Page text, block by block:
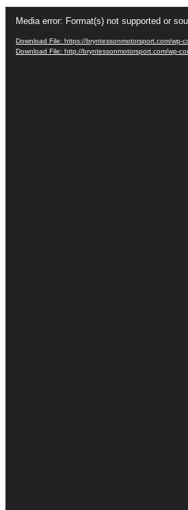
Player
Media error: Format(s) not supported or
Download File: https://bryntessonmotorsport.com/
Download File: http://bryntessonmotorsport.com/wp-